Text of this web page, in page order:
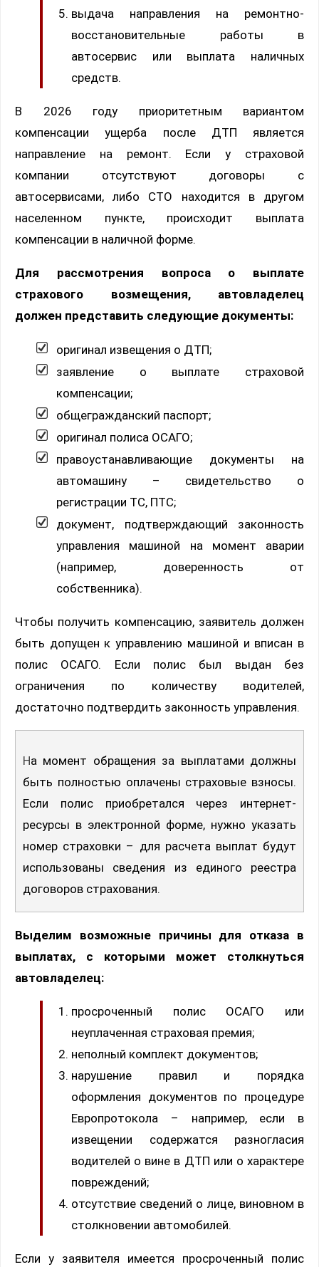
выдача направления на ремонтно-
восстановительные работы в
автосервис или выплата наличных
средств.
В 2026 году приоритетным вариантом
компенсации ущерба после ДТП является
направление на ремонт. Если у страховой
компании отсутствуют договоры с
автосервисами, либо СТО находится в другом
населенном пункте, происходит выплата
компенсации в наличной форме.
Для рассмотрения вопроса о выплате
страхового возмещения, автовладелец
должен представить следующие документы:
оригинал извещения о ДТП;
заявление о выплате страховой
компенсации;
общегражданский паспорт;
оригинал полиса ОСАГО;
правоустанавливающие документы на
автомашину – свидетельство о
регистрации ТС, ПТС;
документ, подтверждающий законность
управления машиной на момент аварии
(например, доверенность от
собственника).
Чтобы получить компенсацию, заявитель должен
быть допущен к управлению машиной и вписан в
полис ОСАГО. Если полис был выдан без
ограничения по количеству водителей,
достаточно подтвердить законность управления.
На момент обращения за выплатами должны
быть полностью оплачены страховые взносы.
Если полис приобретался через интернет-
ресурсы в электронной форме, нужно указать
номер страховки – для расчета выплат будут
использованы сведения из единого реестра
договоров страхования.
Выделим возможные причины для отказа в
выплатах, с которыми может столкнуться
автовладелец:
просроченный полис ОСАГО или
неуплаченная страховая премия;
неполный комплект документов;
нарушение правил и порядка
оформления документов по процедуре
Европротокола – например, если в
извещении содержатся разногласия
водителей о вине в ДТП или о характере
повреждений;
отсутствие сведений о лице, виновном в
столкновении автомобилей.
Если у заявителя имеется просроченный полис